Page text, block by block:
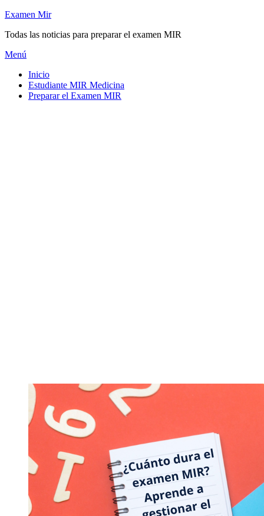
Saltar
contenido
Examen Mir
Todas las noticias para preparar el examen MIR
Menú
Inicio
Estudiante MIR Medicina
Preparar el Examen MIR